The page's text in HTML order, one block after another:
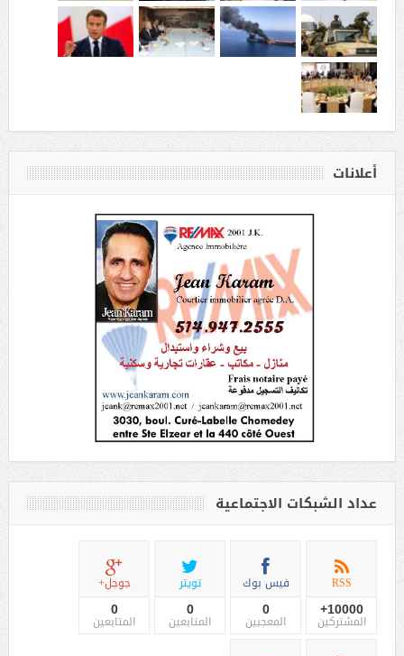
أعلانات
عداد الشبكات الاجتماعية
RSS
10000+
المشتركين
فيس بوك
0
المعجبين
تويتر
0
المتابعين
جوجل+
0
المتابعين